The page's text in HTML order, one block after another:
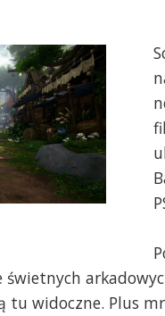
świetnych
tu widoczne. Plus